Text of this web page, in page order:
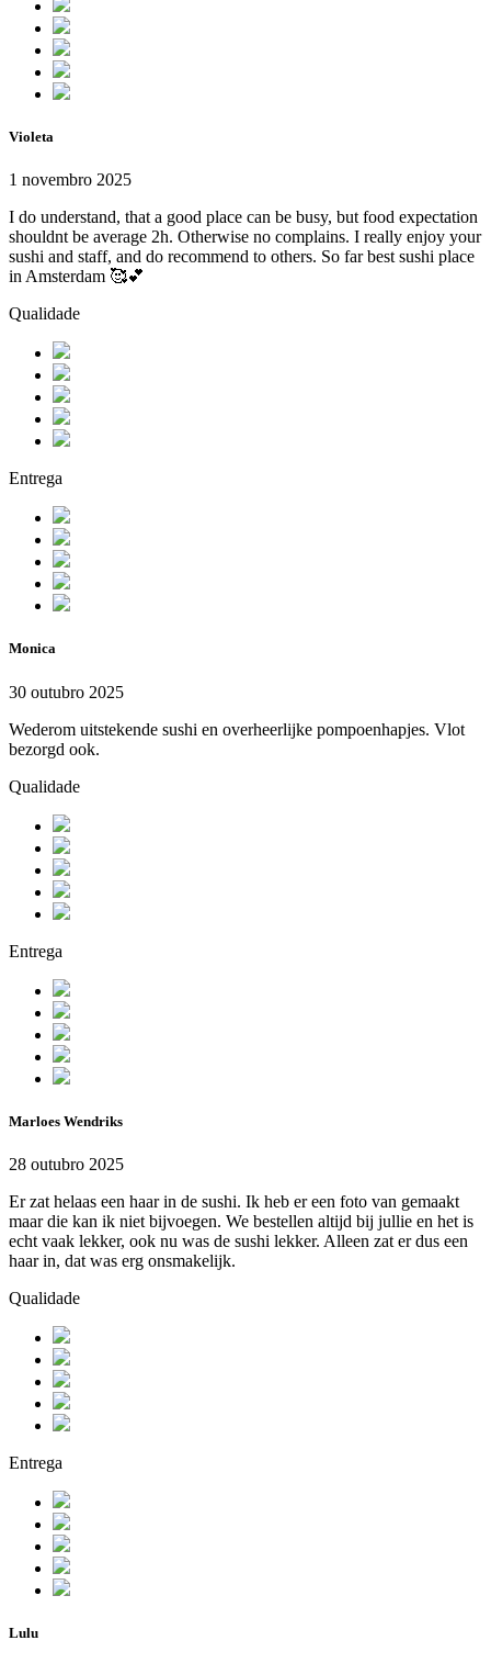
Violeta
1 novembro 2025
I do understand, that a good place can be busy, but food expectation
shouldnt be average 2h. Otherwise no complains. I really enjoy your
sushi and staff, and do recommend to others. So far best sushi place
in Amsterdam 🥰💕
Qualidade
Entrega
Monica
30 outubro 2025
Wederom uitstekende sushi en overheerlijke pompoenhapjes. Vlot
bezorgd ook.
Qualidade
Entrega
Marloes Wendriks
28 outubro 2025
Er zat helaas een haar in de sushi. Ik heb er een foto van gemaakt
maar die kan ik niet bijvoegen. We bestellen altijd bij jullie en het is
echt vaak lekker, ook nu was de sushi lekker. Alleen zat er dus een
haar in, dat was erg onsmakelijk.
Qualidade
Entrega
Lulu